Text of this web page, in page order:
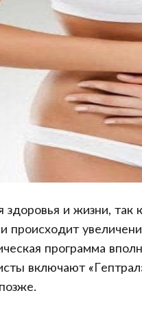
здоровья и жизни,
программа
включают